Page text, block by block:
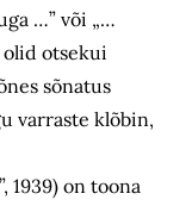
…” või „…
olid otsekui
sõnatus
varraste klõbin,
1939) on toona